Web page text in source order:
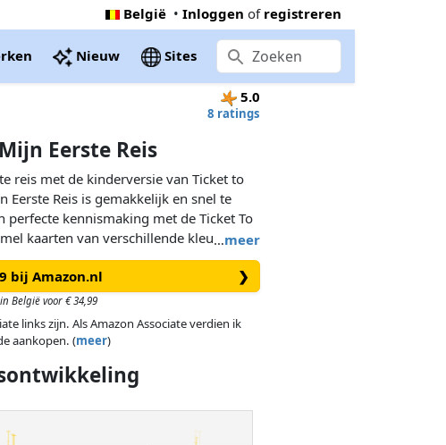
België • Inloggen of registreren
Nieuw Sites
5.0
8 ratings
Eerste Reis
…meer
reis met de kinderversie van Ticket to
Eerste Reis is gemakkelijk en snel te
perfecte kennismaking met de Ticket To
kaarten van verschillende kleuren,
te claimen met jouw treintjes en
om het spel te winnen. Stap aan
treinavontuur dwars door Europa!
bij Amazon.nl ❯
België voor € 34,99
links zijn. Als Amazon Associate verdien ik
aankopen. (meer)